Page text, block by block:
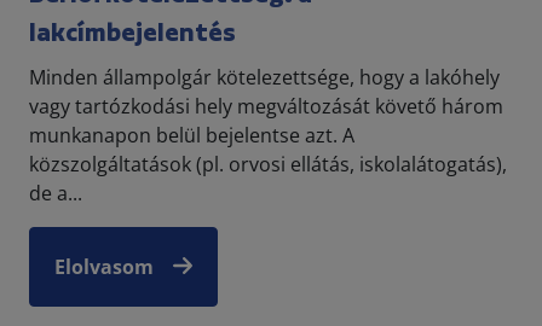
lakcímbejelentés
Minden állampolgár kötelezettsége, hogy a lakóhely
vagy tartózkodási hely megváltozását követő három
munkanapon belül bejelentse azt. A
közszolgáltatások (pl. orvosi ellátás, iskolalátogatás),
de a...
Elolvasom